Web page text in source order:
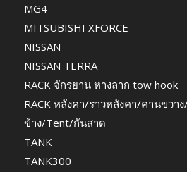
MG4
MITSUBISHI XFORCE
NISSAN
NISSAN TERRA
RACK จักรยาน หางลาก tow hook
RACK หลังคา/ราวหลังคา/คานขวา
ข้าง/Tent/กันสาด
TANK
TANK300